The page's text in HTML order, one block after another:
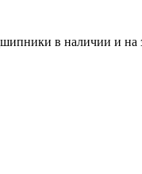
в наличии и на